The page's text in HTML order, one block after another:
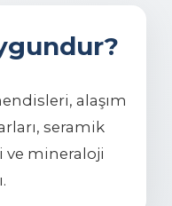
alaşım
seramik
ve mineraloji